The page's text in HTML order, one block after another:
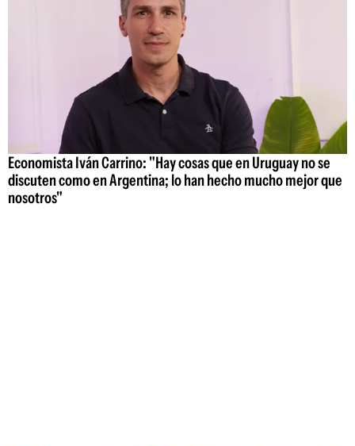
Economista Iván Carrino: "Hay cosas que en Uruguay no se
discuten como en Argentina; lo han hecho mucho mejor que
nosotros"